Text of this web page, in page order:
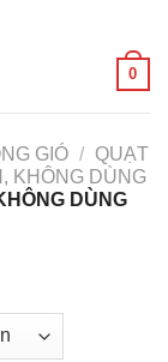
0
GIÓ /
QUẠT
KHÔNG DÙNG
DÙNG